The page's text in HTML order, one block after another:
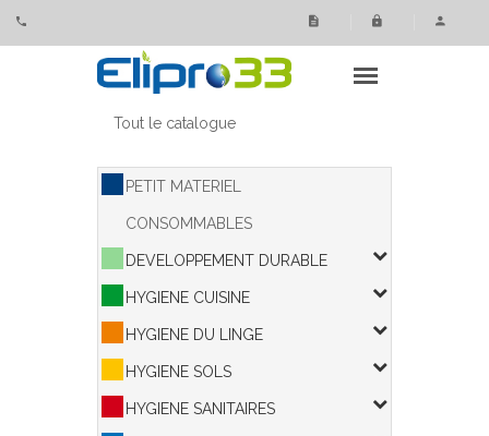
Tout le catalogue
PETIT MATERIEL
CONSOMMABLES
DEVELOPPEMENT DURABLE
HYGIENE CUISINE
HYGIENE DU LINGE
HYGIENE SOLS
HYGIENE SANITAIRES
Panneau de gestion des cookies